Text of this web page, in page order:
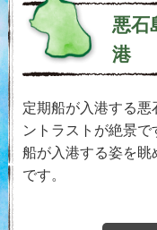
悪
港
定期船が入港する悪
ントラストが絶景で
船が入港する姿を眺
です。